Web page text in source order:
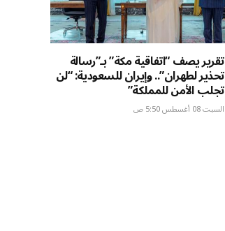
تقرير يصف “اتفاقية مكة” بـ”رسالة
تحذير لطهران”.. وإيران للسعودية: “لن
تجلب الأمن للمملكة”
السبت 08 أغسطس 5:50 ص